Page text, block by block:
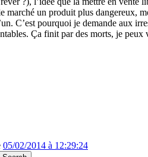
marché un produit plus dangereux,
C’est pourquoi je demande aux
Ça finit par des morts, je peux
05/02/2014 à 12:29:24